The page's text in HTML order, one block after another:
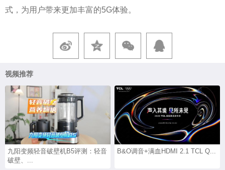
式，为用户带来更加丰富的5G体验。
视频推荐
九阳变频轻音破壁机B5评测：轻音
破壁、...
B&O调音+满血HDMI 2.1 TCL Q...